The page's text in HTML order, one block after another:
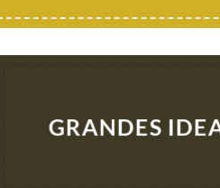
GRANDES